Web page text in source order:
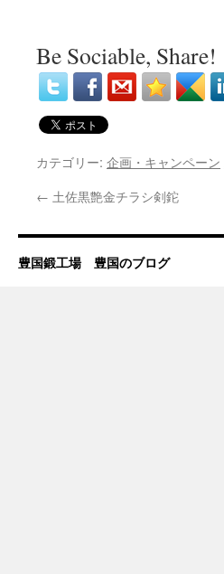
Be Sociable, Share!
カテゴリー: 企画・キャンペーン
← 土佐黒艶金チラシ剣鉈
豊国鍛工場 豊国のブログ